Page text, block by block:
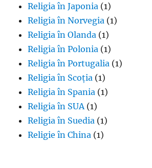
Religia în Japonia (1)
Religia în Norvegia (1)
Religia în Olanda (1)
Religia în Polonia (1)
Religia în Portugalia (1)
Religia în Scoția (1)
Religia în Spania (1)
Religia în SUA (1)
Religia în Suedia (1)
Religie în China (1)